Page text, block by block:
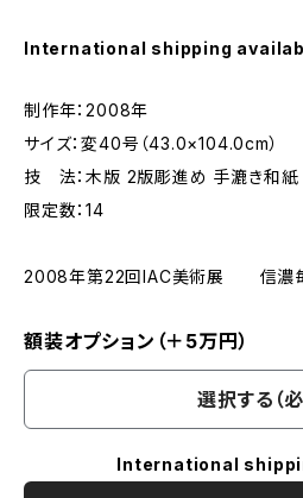
International shipping
制作年：2008年
サイズ：変40号（43.0×104.0cm）
技 法：木版 2版彫進め 手漉き和
限定数：14
2008年第22回IAC美術展 信濃
額装オプション（＋5万円）
選択する（必
International